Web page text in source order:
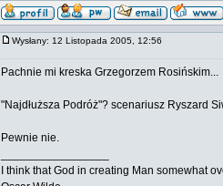
Wysłany: 12 Listopada 2005, 12:56
Pachnie mi kreska Grzegorzem Rosińskim...
"Najdłuższa Podróż"? scenariusz Ryszard
Pewnie nie.
I think that God in creating Man somewhat